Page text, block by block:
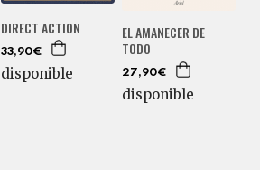
DIRECT ACTION
33,90€
disponible
EL AMANECER DE
TODO
27,90€
disponible